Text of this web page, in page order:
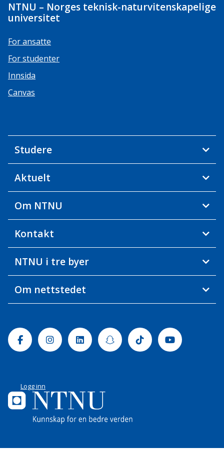
NTNU – Norges teknisk-naturvitenskapelige
universitet
For ansatte
For studenter
Innsida
Canvas
Studere
Aktuelt
Om NTNU
Kontakt
NTNU i tre byer
Om nettstedet
FacebookInstagramLinkedinSnapchatTiktok Youtube
Logg inn